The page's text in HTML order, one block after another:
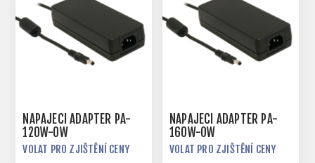
NAPÁJECÍ ADAPTÉR PA-
120W-OW
VOLAT PRO ZJIŠTĚNÍ CENY
NAPÁJECÍ ADAPTÉR PA-
160W-OW
VOLAT PRO ZJIŠTĚNÍ CENY